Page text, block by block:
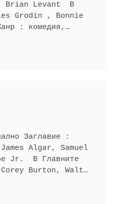
: Brian Levant В
Grodin , Bonnie
: комедия,…
Заглавие :
Algar, Samuel
Jr. В Главните
Burton, Walt…